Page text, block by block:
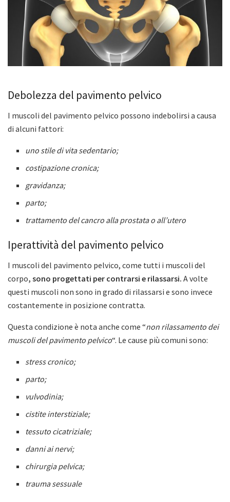
Debolezza del pavimento pelvico
I muscoli del pavimento pelvico possono indebolirsi a causa
di alcuni fattori:
uno stile di vita sedentario;
costipazione cronica;
gravidanza;
parto;
trattamento del cancro alla prostata o all’utero
Iperattività del pavimento pelvico
I muscoli del pavimento pelvico, come tutti i muscoli del
corpo, sono progettati per contrarsi e rilassarsi. A volte
questi muscoli non sono in grado di rilassarsi e sono invece
costantemente in posizione contratta.
Questa condizione è nota anche come “non rilassamento dei
muscoli del pavimento pelvico“. Le cause più comuni sono:
stress cronico;
parto;
vulvodinia;
cistite interstiziale;
tessuto cicatriziale;
danni ai nervi;
chirurgia pelvica;
trauma sessuale